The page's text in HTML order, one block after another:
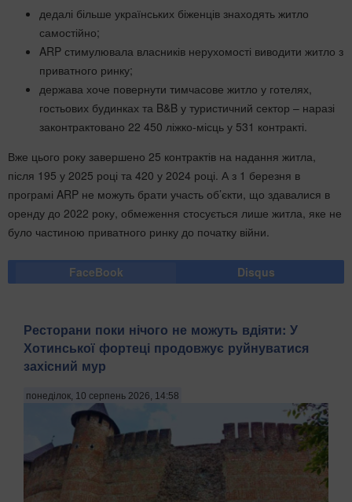
дедалі більше українських біженців знаходять житло
самостійно;
ARP стимулювала власників нерухомості виводити житло з
приватного ринку;
держава хоче повернути тимчасове житло у готелях,
гостьових будинках та B&B у туристичний сектор – наразі
законтрактовано 22 450 ліжко-місць у 531 контракті.
Вже цього року завершено 25 контрактів на надання житла,
після 195 у 2025 році та 420 у 2024 році. А з 1 березня в
програмі ARP не можуть брати участь об’єкти, що здавалися в
оренду до 2022 року, обмеження стосується лише житла, яке не
було частиною приватного ринку до початку війни.
FaceBook Disqus
Ресторани поки нічого не можуть вдіяти: У
Хотинської фортеці продовжує руйнуватися
захісний мур
понеділок, 10 серпень 2026, 14:58